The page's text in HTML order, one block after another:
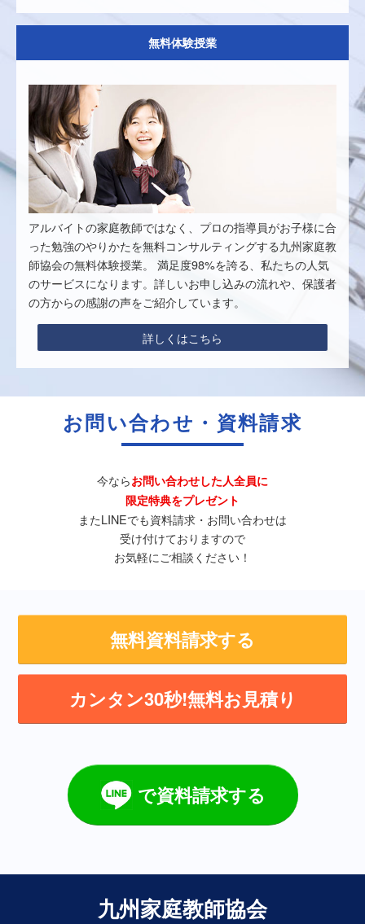
無料体験授業
アルバイトの家庭教師ではなく、プロの指導員がお子様に合
った勉強のやりかたを無料コンサルティングする九州家庭教
師協会の無料体験授業。 満足度98%を誇る、私たちの人気
のサービスになります。詳しいお申し込みの流れや、保護者
の方からの感謝の声をご紹介しています。
詳しくはこちら
お問い合わせ・資料請求
今ならお問い合わせした人全員に
限定特典をプレゼント
またLINEでも資料請求・お問い合わせは
受け付けておりますので
お気軽にご相談ください！
無料資料請求する
カンタン30秒!無料お見積り
で資料請求する
九州家庭教師協会